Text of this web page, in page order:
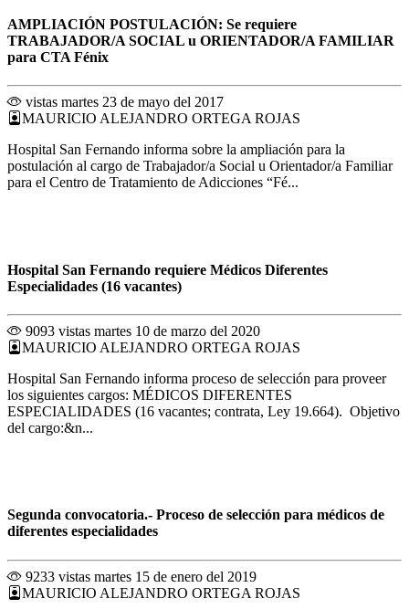
AMPLIACIÓN POSTULACIÓN: Se requiere
TRABAJADOR/A SOCIAL u ORIENTADOR/A FAMILIAR
para CTA Fénix
vistas martes 23 de mayo del 2017
MAURICIO ALEJANDRO ORTEGA ROJAS
Hospital San Fernando informa sobre la ampliación para la
postulación al cargo de Trabajador/a Social u Orientador/a Familiar
para el Centro de Tratamiento de Adicciones “Fé...
Hospital San Fernando requiere Médicos Diferentes
Especialidades (16 vacantes)
9093 vistas martes 10 de marzo del 2020
MAURICIO ALEJANDRO ORTEGA ROJAS
Hospital San Fernando informa proceso de selección para proveer
los siguientes cargos: MÉDICOS DIFERENTES
ESPECIALIDADES (16 vacantes; contrata, Ley 19.664). Objetivo
del cargo:&n...
Segunda convocatoria.- Proceso de selección para médicos de
diferentes especialidades
9233 vistas martes 15 de enero del 2019
MAURICIO ALEJANDRO ORTEGA ROJAS